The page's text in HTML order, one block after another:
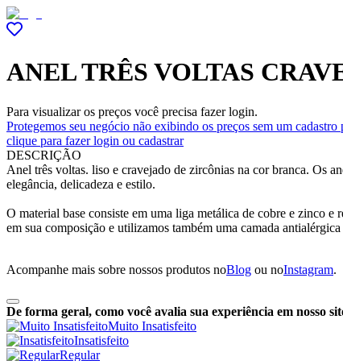
ANEL TRÊS VOLTAS
Para visualizar os preços você precisa fazer login.
Protegemos seu negócio não exibindo os preços sem um cadastro
clique para fazer login ou cadastrar
DESCRIÇÃO
Anel três voltas. liso e cravejado de zircônias na cor branca. Os
elegância, delicadeza e estilo.
O material base consiste em uma liga metálica de cobre e zinco e
em sua composição e utilizamos também uma camada
Acompanhe mais sobre nossos produtos noBlog ou noInstagram.
De forma geral, como você avalia sua experiência em nosso
Muito Insatisfeito
Insatisfeito
Regular